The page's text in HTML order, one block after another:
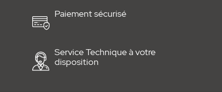
Paiement sécurisé
Service Technique à votre
disposition